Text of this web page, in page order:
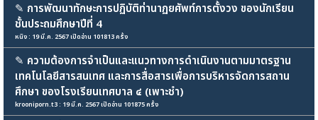
✎ การพัฒนาทักษะการปฏิบัติท่านาฏยศัพท์การตั้งวง ของนักเรียน
ชั้นประถมศึกษาปีที่ 4
หนิง : 19 มี.ค. 2567 เปิดอ่าน 101813 ครั้ง
✎ ความต้องการจำเป็นและแนวทางการดำเนินงานตามมาตรฐาน
เทคโนโลยีสารสนเทศ และการสื่อสารเพื่อการบริหารจัดการสถาน
ศึกษา ของโรงเรียนเทศบาล ๔ (เพาะชำ)
krooniporn.t3 : 19 มี.ค. 2567 เปิดอ่าน 101875 ครั้ง